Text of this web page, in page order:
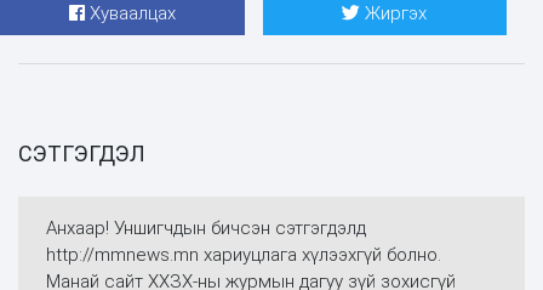
Хуваалцах Жиргэх
СЭТГЭГДЭЛ
Анхаар! Уншигчдын бичсэн сэтгэгдэлд
http://mmnews.mn хариуцлага хүлээхгүй болно.
Манай сайт ХХЗХ-ны журмын дагуу зүй зохисгүй